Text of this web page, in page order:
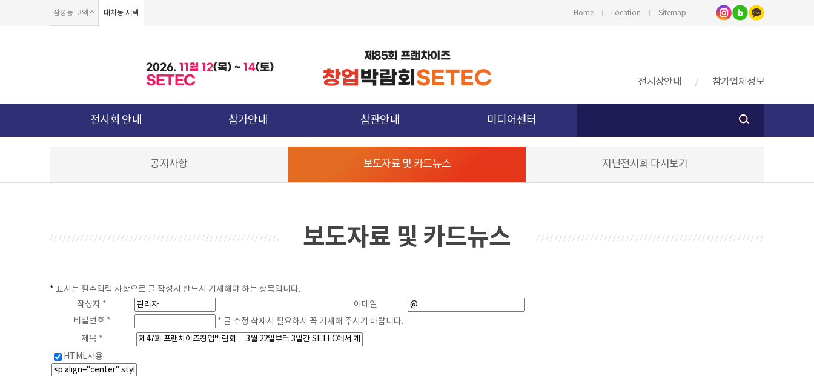
삼성동 코엑스 대치동 세텍 Home Location Sitemap
2026. 11월 12(목) ~ 14(토)
SETEC
제85회 프랜차이즈
창업박람회 SETEC 전시장안내 참가업체정보
전시회 안내 참가안내 참관안내
참가업체정보
전시장 오시는 길
미디어센터
공지사항 보도자료 및 카드뉴스 지난전시회 다시보기
보도자료 및 카드뉴스
* 표시는 필수입력 사항으로 글 작성시 반드시 기재해야 하는 항목입니다.
작성자 *
이메일
비밀번호 *
* 글 수정 삭제시 필요하시 꼭 기재해 주시기 바랍니다.
제목 *
HTML사용